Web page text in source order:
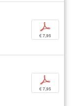
p
€ 7,95
p
€ 7,95